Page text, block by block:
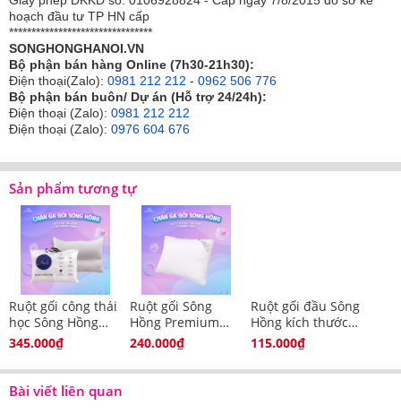
hoạch đầu tư TP HN cấp
********************************
SONGHONGHANOI.VN
Bộ phận bán hàng Online (7h30-21h30):
Điện thoại(Zalo): 0981 212 212 - 0962 506 776
Bộ phận bán buôn/ Dự án (Hỗ trợ 24/24h):
Điện thoại (Zalo): 0981 212 212
Điện thoại (Zalo): 0976 604 676
Sản phẩm tương tự
Ruột gối công thái
học Sông Hồng
Organic
345.000₫
Ruột gối Sông
Hồng Premium
Comfy cao cấp
240.000₫
Ruột gối đầu Sông
Hồng kích thước
45x65cm
115.000₫
Bài viết liên quan